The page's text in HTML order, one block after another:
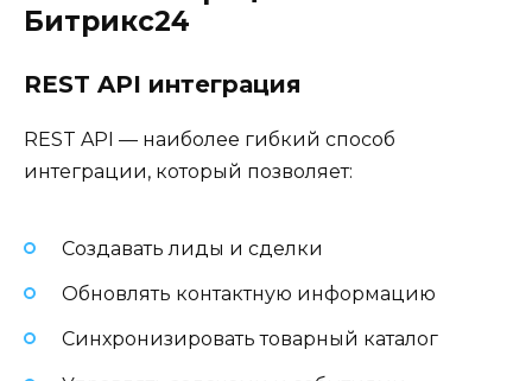
Битрикс24
REST API интеграция
REST API — наиболее гибкий способ
интеграции, который позволяет:
Создавать лиды и сделки
Обновлять контактную информацию
Синхронизировать товарный каталог